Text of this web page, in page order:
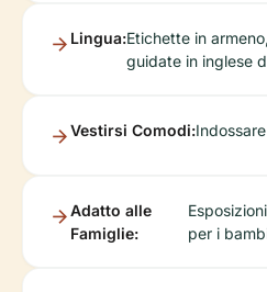
Lingua:Etichette in
guidate in inglese
Vestirsi Comodi:
Adatto alle
Famiglie:
per i